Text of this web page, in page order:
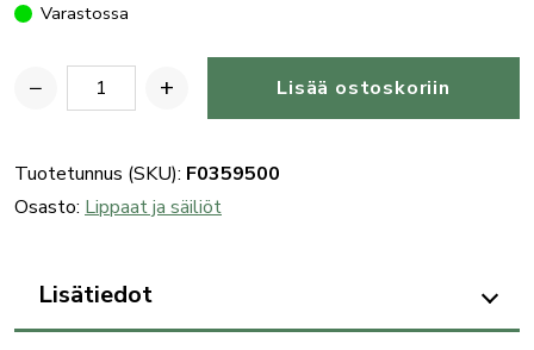
Varastossa
−
Benelli
(.308win.)
5-
määrä
+ Lisää ostoskoriin
Tuotetunnus (SKU): F0359500
Osasto: Lippaat ja säiliöt
Lisätiedot